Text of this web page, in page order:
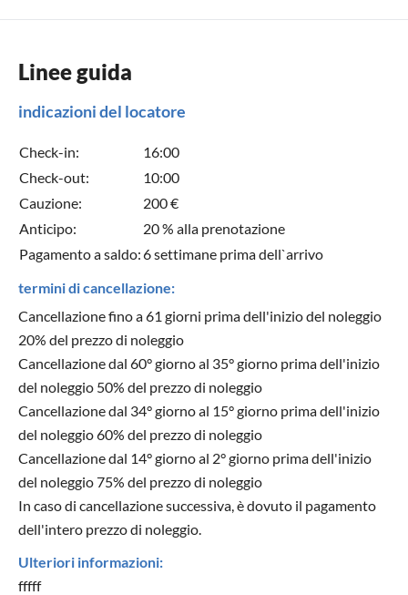
Linee guida
indicazioni del locatore
Check-in:
16:00
Check-out:
10:00
Cauzione:
200 €
Anticipo:
20 % alla prenotazione
Pagamento a saldo:6 settimane prima dell`arrivo
termini di cancellazione:
Cancellazione fino a 61 giorni prima dell'inizio del noleggio
20% del prezzo di noleggio
Cancellazione dal 60° giorno al 35° giorno prima dell'inizio
del noleggio 50% del prezzo di noleggio
Cancellazione dal 34° giorno al 15° giorno prima dell'inizio
del noleggio 60% del prezzo di noleggio
Cancellazione dal 14° giorno al 2° giorno prima dell'inizio
del noleggio 75% del prezzo di noleggio
In caso di cancellazione successiva, è dovuto il pagamento
dell'intero prezzo di noleggio.
Ulteriori informazioni:
fffff